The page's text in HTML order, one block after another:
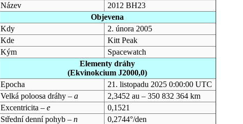
Název
2012 BH23
Objevena
Kdy
2. února 2005
Kde
Kitt Peak
Kým
Spacewatch
Elementy dráhy
(Ekvinokcium J2000,0)
Epocha
21. listopadu 2025 0:00:00 UTC
Velká poloosa dráhy – a
2,3452 au – 350 832 364 km
Excentricita – e
0,1521
Střední denní pohyb – n
0,2744°/den